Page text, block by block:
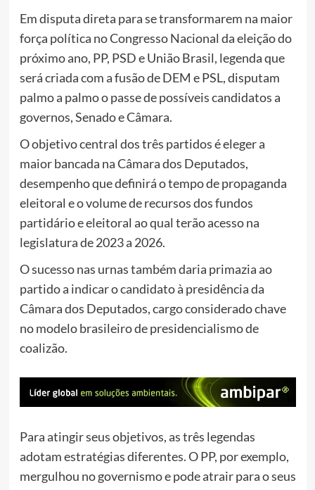
Em disputa direta para se transformarem na maior
força política no Congresso Nacional da eleição do
próximo ano, PP, PSD e União Brasil, legenda que
será criada com a fusão de DEM e PSL, disputam
palmo a palmo o passe de possíveis candidatos a
governos, Senado e Câmara.
O objetivo central dos três partidos é eleger a
maior bancada na Câmara dos Deputados,
desempenho que definirá o tempo de propaganda
eleitoral e o volume de recursos dos fundos
partidário e eleitoral ao qual terão acesso na
legislatura de 2023 a 2026.
O sucesso nas urnas também daria primazia ao
partido a indicar o candidato à presidência da
Câmara dos Deputados, cargo considerado chave
no modelo brasileiro de presidencialismo de
coalizão.
Para atingir seus objetivos, as três legendas
adotam estratégias diferentes. O PP, por exemplo,
mergulhou no governismo e pode atrair para o seus